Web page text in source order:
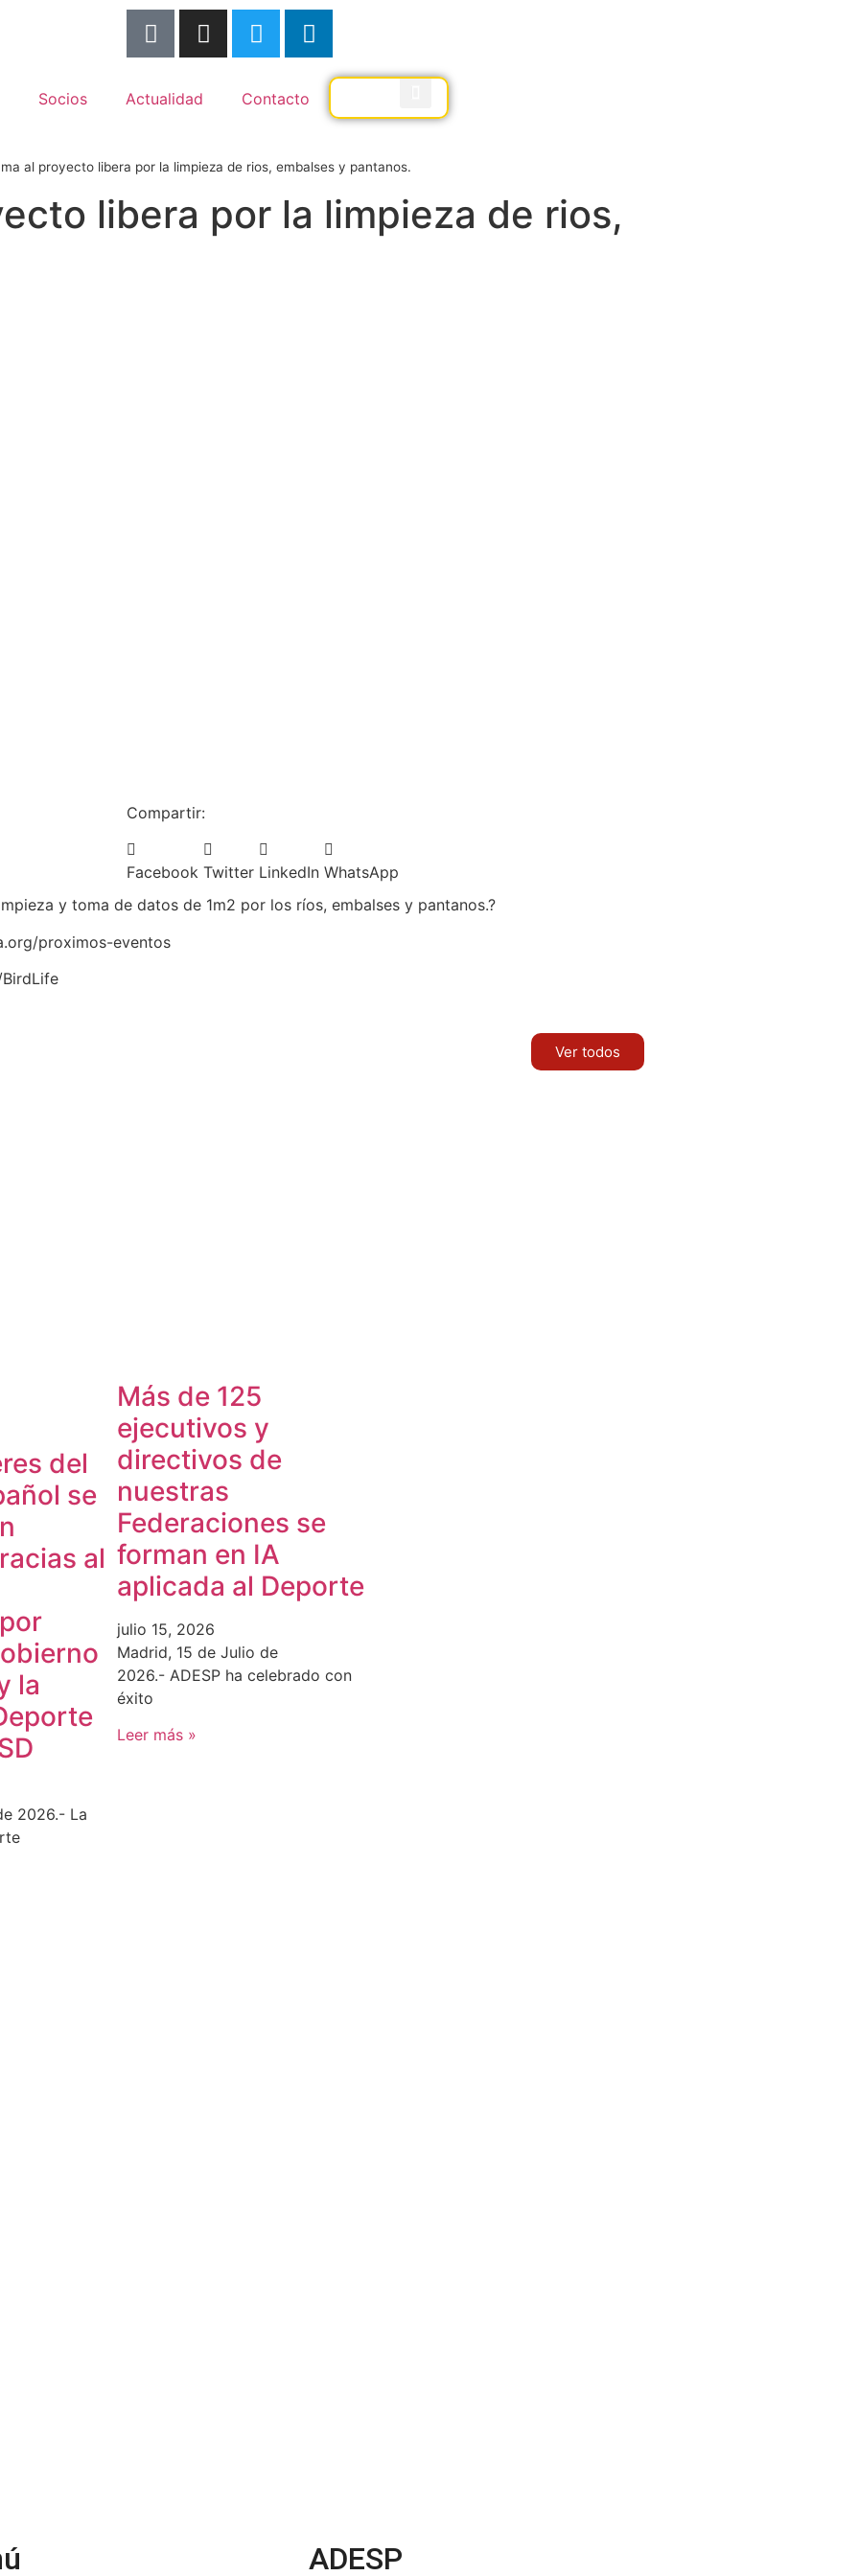
Socios Actualidad Contacto
al proyecto libera por la limpieza de rios, embalses y pantanos.
libera por la limpieza de rios,
Compartir:
Facebook Twitter LinkedIn WhatsApp
y toma de datos de 1m2 por los ríos, embalses y pantanos.?
proximos-eventos
Ver todos
del
se
al
la
2026.- La
Más de 125
ejecutivos y
directivos de
nuestras
Federaciones se
forman en IA
aplicada al Deporte
julio 15, 2026
Madrid, 15 de Julio de
2026.- ADESP ha celebrado con
éxito
Leer más »
ADESP